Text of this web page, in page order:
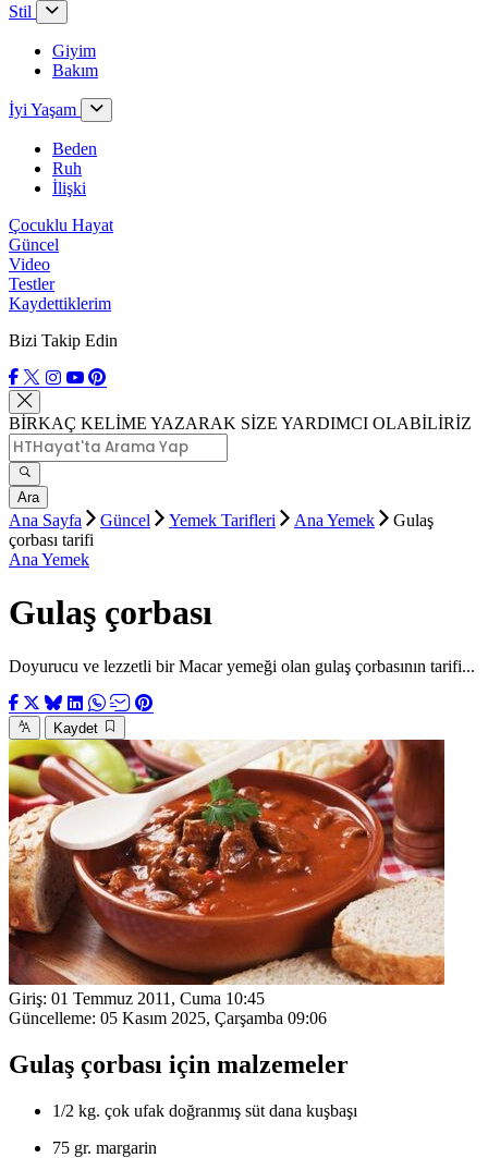
Stil
Giyim
Bakım
İyi Yaşam
Beden
Ruh
İlişki
Çocuklu Hayat
Güncel
Video
Testler
Kaydettiklerim
Bizi Takip Edin
BİRKAÇ KELİME YAZARAK SİZE YARDIMCI OLABİLİRİZ
Ara
Ana Sayfa Güncel Yemek Tarifleri Ana Yemek
Gulaş
çorbası tarifi
Ana Yemek
Gulaş çorbası
Doyurucu ve lezzetli bir Macar yemeği olan gulaş çorbasının tarifi...
Kaydet
Giriş: 01 Temmuz 2011, Cuma 10:45
Güncelleme: 05 Kasım 2025, Çarşamba 09:06
Gulaş çorbası için malzemeler
1/2 kg. çok ufak doğranmış süt dana kuşbaşı
75 gr. margarin